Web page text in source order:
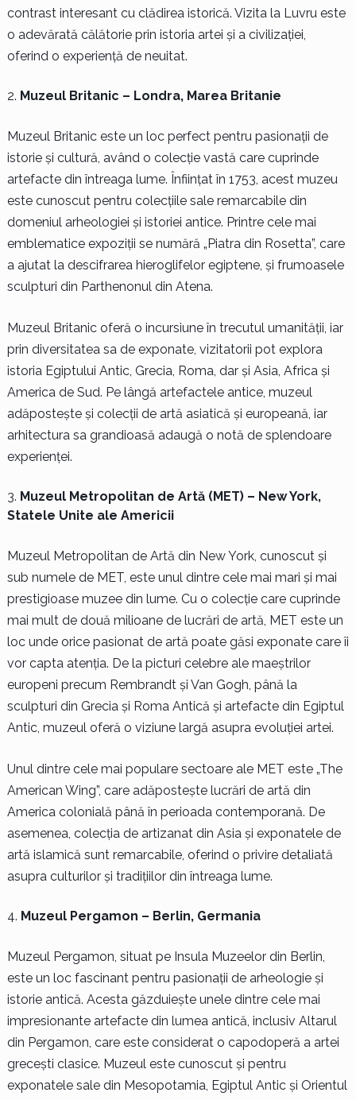
contrast interesant cu clădirea istorică. Vizita la Luvru este
o adevărată călătorie prin istoria artei și a civilizației,
oferind o experiență de neuitat.
Muzeul Britanic – Londra, Marea Britanie
Muzeul Britanic este un loc perfect pentru pasionații de
istorie și cultură, având o colecție vastă care cuprinde
artefacte din întreaga lume. Înființat în 1753, acest muzeu
este cunoscut pentru colecțiile sale remarcabile din
domeniul arheologiei și istoriei antice. Printre cele mai
emblematice expoziții se numără „Piatra din Rosetta”, care
a ajutat la descifrarea hieroglifelor egiptene, și frumoasele
sculpturi din Parthenonul din Atena.
Muzeul Britanic oferă o incursiune în trecutul umanității, iar
prin diversitatea sa de exponate, vizitatorii pot explora
istoria Egiptului Antic, Grecia, Roma, dar și Asia, Africa și
America de Sud. Pe lângă artefactele antice, muzeul
adăpostește și colecții de artă asiatică și europeană, iar
arhitectura sa grandioasă adaugă o notă de splendoare
experienței.
Muzeul Metropolitan de Artă (MET) – New York,
Statele Unite ale Americii
Muzeul Metropolitan de Artă din New York, cunoscut și
sub numele de MET, este unul dintre cele mai mari și mai
prestigioase muzee din lume. Cu o colecție care cuprinde
mai mult de două milioane de lucrări de artă, MET este un
loc unde orice pasionat de artă poate găsi exponate care îi
vor capta atenția. De la picturi celebre ale maeștrilor
europeni precum Rembrandt și Van Gogh, până la
sculpturi din Grecia și Roma Antică și artefacte din Egiptul
Antic, muzeul oferă o viziune largă asupra evoluției artei.
Unul dintre cele mai populare sectoare ale MET este „The
American Wing”, care adăpostește lucrări de artă din
America colonială până în perioada contemporană. De
asemenea, colecția de artizanat din Asia și exponatele de
artă islamică sunt remarcabile, oferind o privire detaliată
asupra culturilor și tradițiilor din întreaga lume.
Muzeul Pergamon – Berlin, Germania
Muzeul Pergamon, situat pe Insula Muzeelor din Berlin,
este un loc fascinant pentru pasionații de arheologie și
istorie antică. Acesta găzduiește unele dintre cele mai
impresionante artefacte din lumea antică, inclusiv Altarul
din Pergamon, care este considerat o capodoperă a artei
grecești clasice. Muzeul este cunoscut și pentru
exponatele sale din Mesopotamia, Egiptul Antic și Orientul